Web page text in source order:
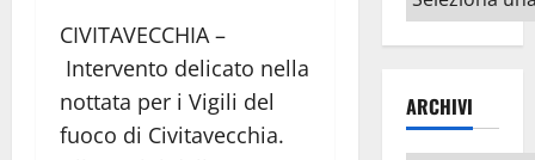
CIVITAVECCHIA –
Intervento delicato nella
nottata per i Vigili del
fuoco di Civitavecchia.
argomenti
ARCHIVI